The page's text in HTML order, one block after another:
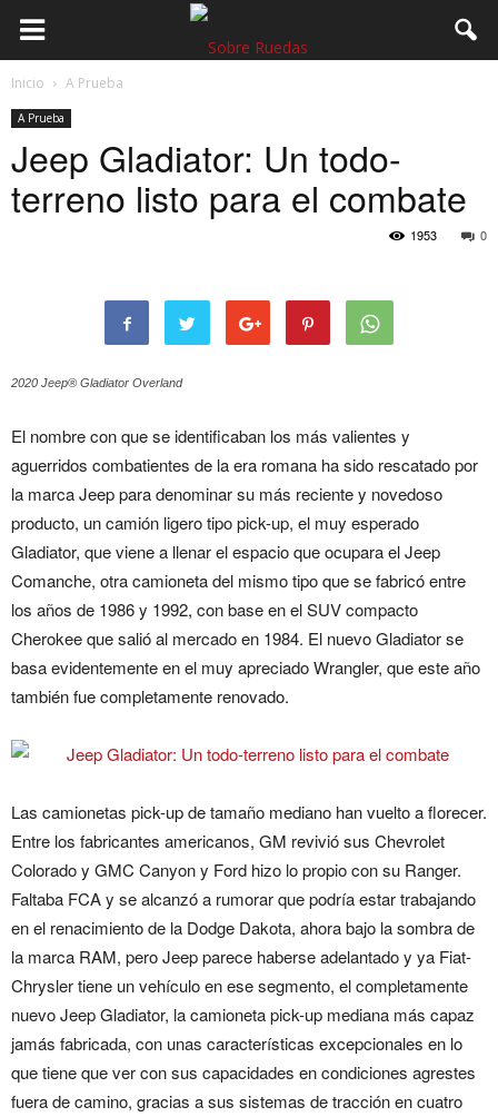
Inicio A Prueba
A Prueba
Jeep Gladiator: Un todo-
terreno listo para el combate
0
1953
2020 Jeep® Gladiator Overland
El nombre con que se identificaban los más valientes y
aguerridos combatientes de la era romana ha sido rescatado por
la marca Jeep para denominar su más reciente y novedoso
producto, un camión ligero tipo pick-up, el muy esperado
Gladiator, que viene a llenar el espacio que ocupara el Jeep
Comanche, otra camioneta del mismo tipo que se fabricó entre
los años de 1986 y 1992, con base en el SUV compacto
Cherokee que salió al mercado en 1984. El nuevo Gladiator se
basa evidentemente en el muy apreciado Wrangler, que este año
también fue completamente renovado.
Las camionetas pick-up de tamaño mediano han vuelto a florecer.
Entre los fabricantes americanos, GM revivió sus Chevrolet
Colorado y GMC Canyon y Ford hizo lo propio con su Ranger.
Faltaba FCA y se alcanzó a rumorar que podría estar trabajando
en el renacimiento de la Dodge Dakota, ahora bajo la sombra de
la marca RAM, pero Jeep parece haberse adelantado y ya Fiat-
Chrysler tiene un vehículo en ese segmento, el completamente
nuevo Jeep Gladiator, la camioneta pick-up mediana más capaz
jamás fabricada, con unas características excepcionales en lo
que tiene que ver con sus capacidades en condiciones agrestes
fuera de camino, gracias a sus sistemas de tracción en cuatro